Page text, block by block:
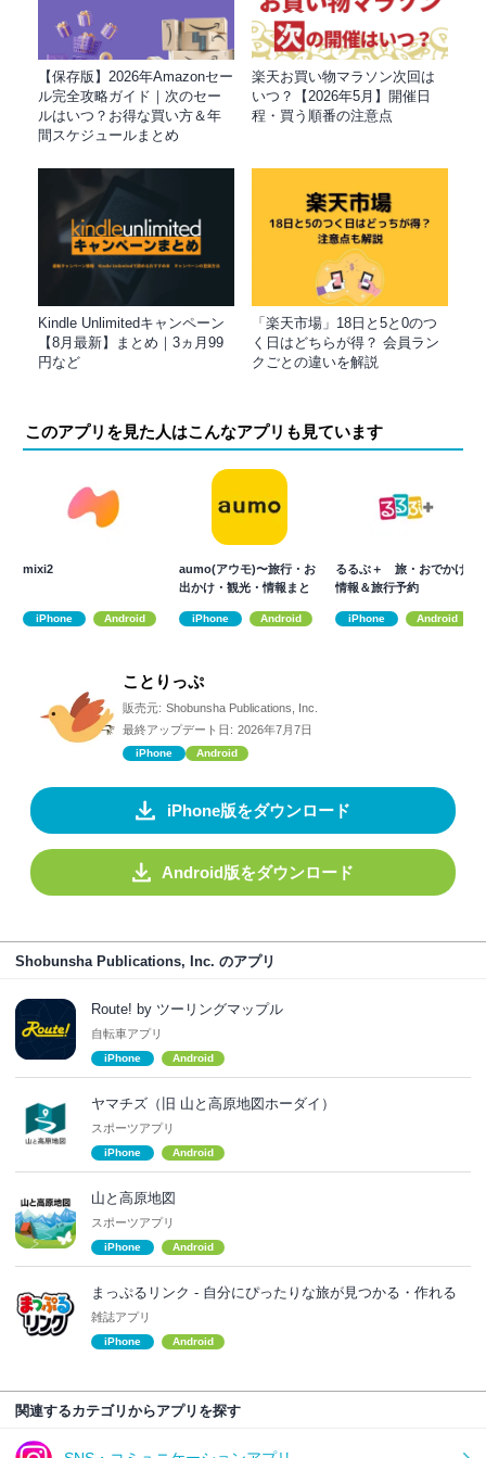
【保存版】2026年Amazonセー
ル完全攻略ガイド｜次のセー
ルはいつ？お得な買い方＆年
間スケジュールまとめ
楽天お買い物マラソン次回は
いつ？【2026年5月】開催日
程・買う順番の注意点
Kindle Unlimitedキャンペーン
【8月最新】まとめ｜3ヵ月99
円など
「楽天市場」18日と5と0のつ
く日はどちらが得？ 会員ラン
クごとの違いを解説
このアプリを見た人はこんなアプリも見ています
mixi2
iPhone Android
aumo(アウモ)〜旅行・お
出かけ・観光・情報まと
iPhone Android
るるぶ＋ 旅・おでかけ
情報＆旅行予約
iPhone Android
ことりっぷ
販売元: Shobunsha Publications, Inc.
最終アップデート日: 2026年7月7日
iPhone Android
iPhone版をダウンロード
Android版をダウンロード
Shobunsha Publications, Inc. のアプリ
Route! by ツーリングマップル
自転車アプリ
iPhone Android
ヤマチズ（旧 山と高原地図ホーダイ）
スポーツアプリ
iPhone Android
山と高原地図
スポーツアプリ
iPhone Android
まっぷるリンク - 自分にぴったりな旅が見つかる・作れる
雑誌アプリ
iPhone Android
関連するカテゴリからアプリを探す